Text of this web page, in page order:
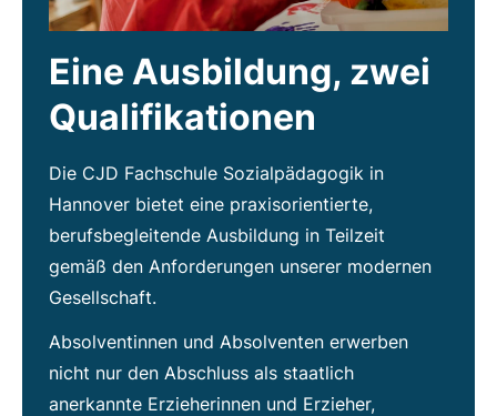
Eine Ausbildung, zwei
Qualifikationen
Die CJD Fachschule Sozialpädagogik in
Hannover bietet eine praxisorientierte,
berufsbegleitende Ausbildung in Teilzeit
gemäß den Anforderungen unserer modernen
Gesellschaft.
Absolventinnen und Absolventen erwerben
nicht nur den Abschluss als staatlich
anerkannte Erzieherinnen und Erzieher,